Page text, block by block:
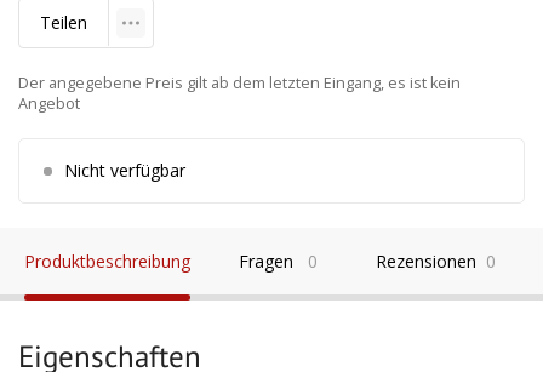
Teilen
Der angegebene Preis gilt ab dem letzten Eingang, es ist kein
Angebot
Nicht verfügbar
Produktbeschreibung Fragen 0 Rezensionen 0
Eigenschaften